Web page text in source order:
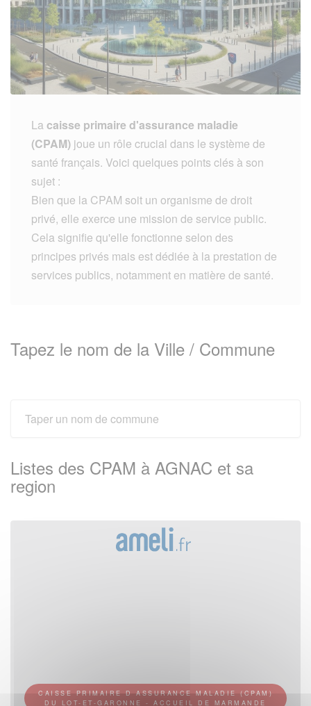
Lacaisse primaire d'assurance maladie
(CPAM) joue un rôle crucial dans le système de
santé français. Voici quelques points clés à son
sujet :
Bien que la CPAM soit un organisme de droit
privé, elle exerce une mission de service public.
Cela signifie qu'elle fonctionne selon des
principes privés mais est dédiée à la prestation de
services publics, notamment en matière de santé.
Tapez le nom de la Ville / Commune
Listes des CPAM à AGNAC et sa
region
CAISSE PRIMAIRE D ASSURANCE MALADIE (CPAM)
DU LOT-ET-GARONNE - ACCUEIL DE MARMANDE